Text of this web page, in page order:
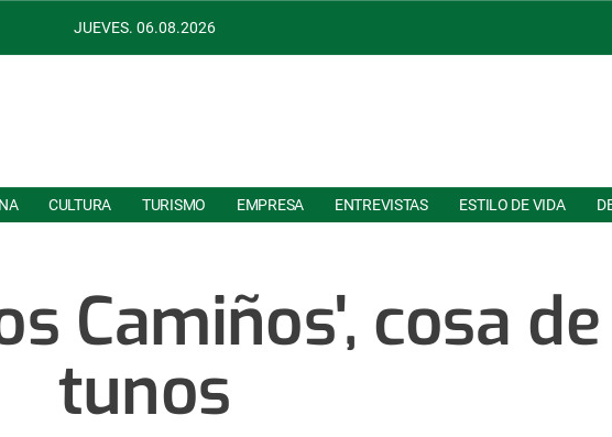
JUEVES. 06.08.2026
CULTURA TURISMO EMPRESA ENTREVISTAS ESTILO DE VIDA
Camiños', cosa de
tunos